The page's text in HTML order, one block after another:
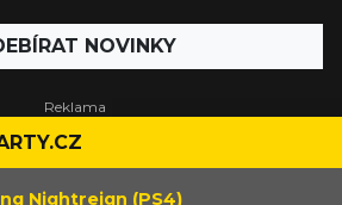
NOVINKY
Nightreign (PS4)